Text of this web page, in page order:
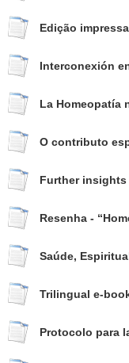
Edição
Interconexión
La Homeopatía
O contributo
Further
Resenha -
Saúde,
Trilingual e-
Protocolo para